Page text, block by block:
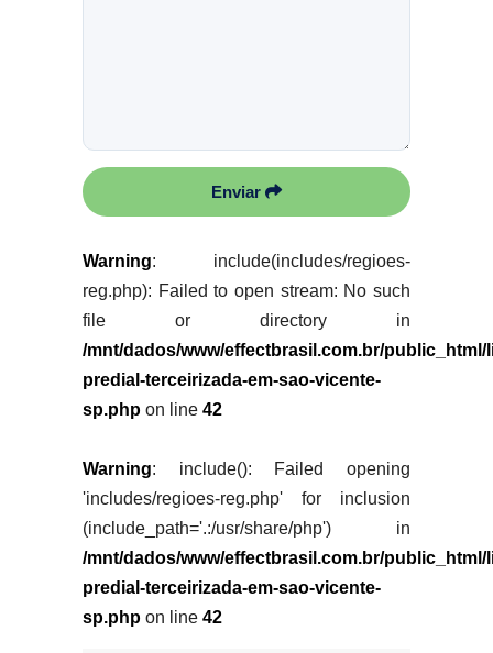
Enviar
Warning: include(includes/regioes-
reg.php): Failed to open stream: No such
file or directory in
/mnt/dados/www/effectbrasil.com.br/public_html/
predial-terceirizada-em-sao-vicente-
sp.phpon line 42
Warning: include(): Failed opening
'includes/regioes-reg.php' for inclusion
(include_path='.:/usr/share/php') in
/mnt/dados/www/effectbrasil.com.br/public_html/
predial-terceirizada-em-sao-vicente-
sp.phpon line 42